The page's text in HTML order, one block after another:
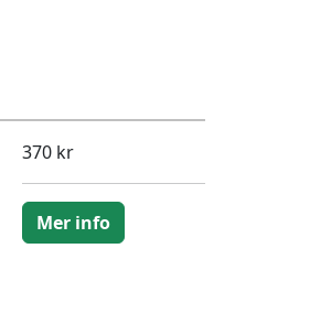
370 kr
Mer info